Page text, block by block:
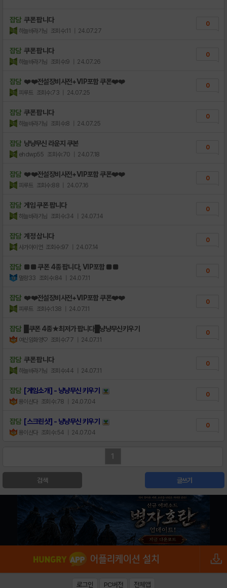
잡담 쿠폰 팝니다
하늘바라기님 조회수:11 | 24.07.27
0
잡담 쿠폰 팝니다
하늘바라기님 조회수:9 | 24.07.26
0
잡담 ❤️❤️전설장비사전+VIP포함 쿠폰❤️❤️
피루트 조회수:73 | 24.07.25
0
잡담 쿠폰 팝니다
하늘바라기님 조회수:8 | 24.07.25
0
잡담 냥냥무신 라운지 쿠본
ehdwp55 조회수:70 | 24.07.18
0
잡담 ❤️❤️전설장비사전+VIP포함 쿠폰❤️❤️
피루트 조회수:88 | 24.07.16
0
잡담 게임 쿠폰 팝니다
하늘바라기님 조회수:34 | 24.07.14
0
잡담 계정 삽니다
사가아이언 조회수:97 | 24.07.14
0
잡담 ■■ 쿠폰 4종 팝니다, VIP포함 ■■
멀랑33 조회수:84 | 24.07.11
0
잡담 ❤️❤️전설장비사전+VIP포함 쿠폰❤️❤️
피루트 조회수:138 | 24.07.11
0
잡담 █쿠폰 4종★최저가 팝니다█냥냥무신키우기
여신임화영♡ 조회수:77 | 24.07.11
0
잡담 쿠폰 팝니다
하늘바라기님 조회수:44 | 24.07.11
0
잡담 [게임소개] - 냥냥무신 키우기
용이산다 조회수:78 | 24.07.04
0
잡담 [스크린샷] - 냥냥무신 키우기
용이산다 조회수:54 | 24.07.04
0
1
검색 글쓰기
로그인 PC버전 전체앱